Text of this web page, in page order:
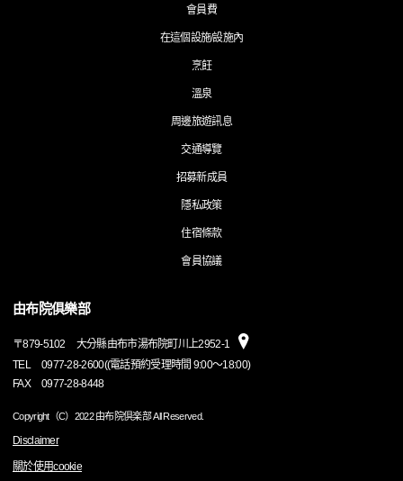
會員費
在這個設施/設施內
烹飪
溫泉
周邊旅遊訊息
交通導覽
招募新成員
隱私政策
住宿條款
會員協議
由布院俱樂部
〒879-5102
大分縣由布市湯布院町川上2952-1
TEL
0977-28-2600((電話預約受理時間 9:00～18:00)
FAX
0977-28-8448
Copyright（C）2022 由布院倶楽部 All Reserved.
Disclaimer
關於使用cookie